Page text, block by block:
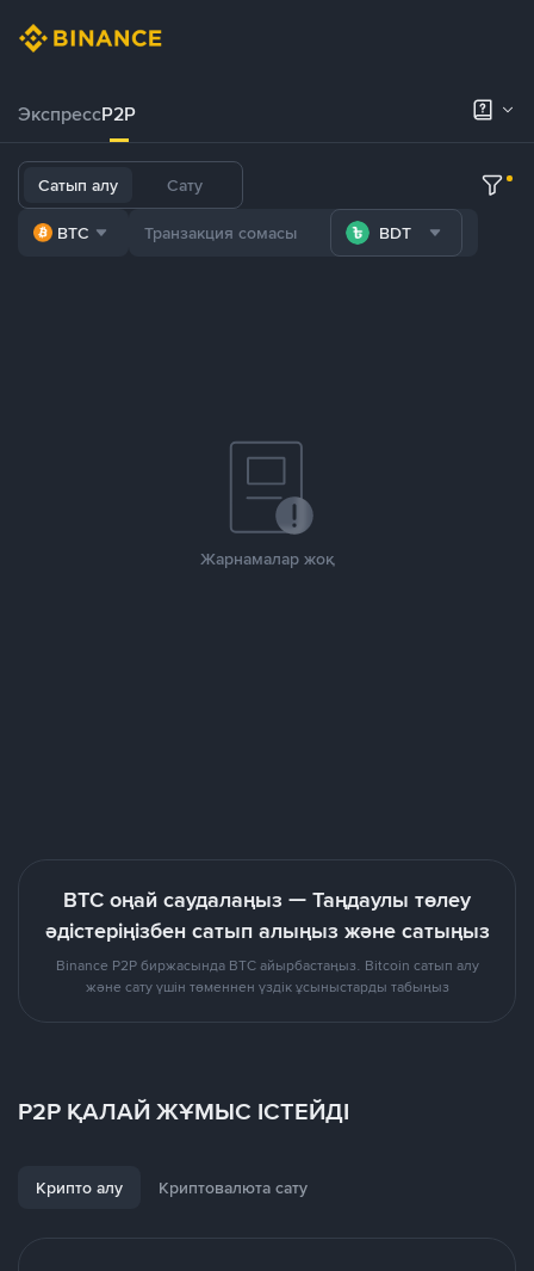
ЭкспрессP2P
Сатып алу Сату
BTC BDT
Жарнамалар жоқ
BTC оңай саудалаңыз — Таңдаулы төлеу
әдістеріңізбен сатып алыңыз және сатыңыз
Binance P2P биржасында BTC айырбастаңыз. Bitcoin сатып алу
және сату үшін төменнен үздік ұсыныстарды табыңыз
P2P ҚАЛАЙ ЖҰМЫС ІСТЕЙДІ
Крипто алу Криптовалюта сату